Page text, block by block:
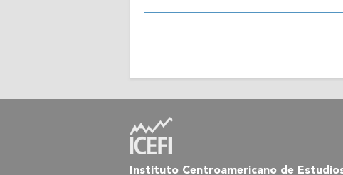
Instituto Centroamericano de